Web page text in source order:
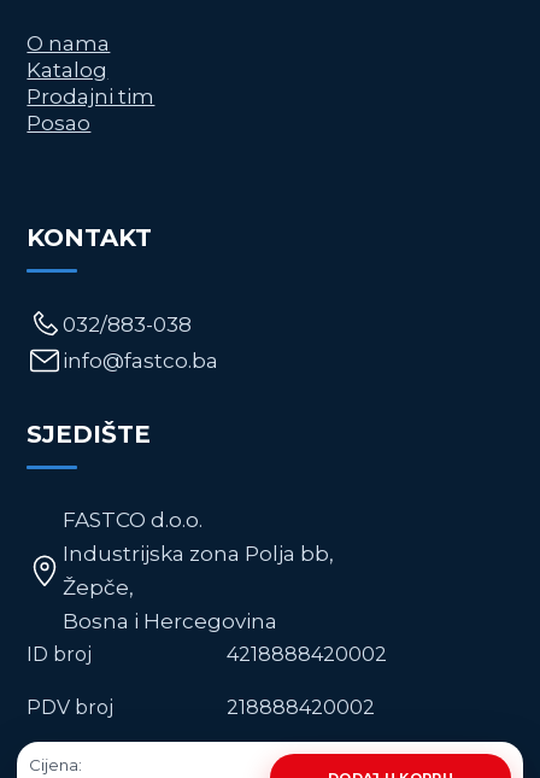
Cijena:
O nama
Katalog
Prodajni tim
Posao
KONTAKT
032/883-038
info@fastco.ba
SJEDIŠTE
FASTCO d.o.o.
Industrijska zona Polja bb,
Žepče,
Bosna i Hercegovina
ID broj 4218888420002
PDV broj 218888420002
REG. broj MBS 43-01-0188-15